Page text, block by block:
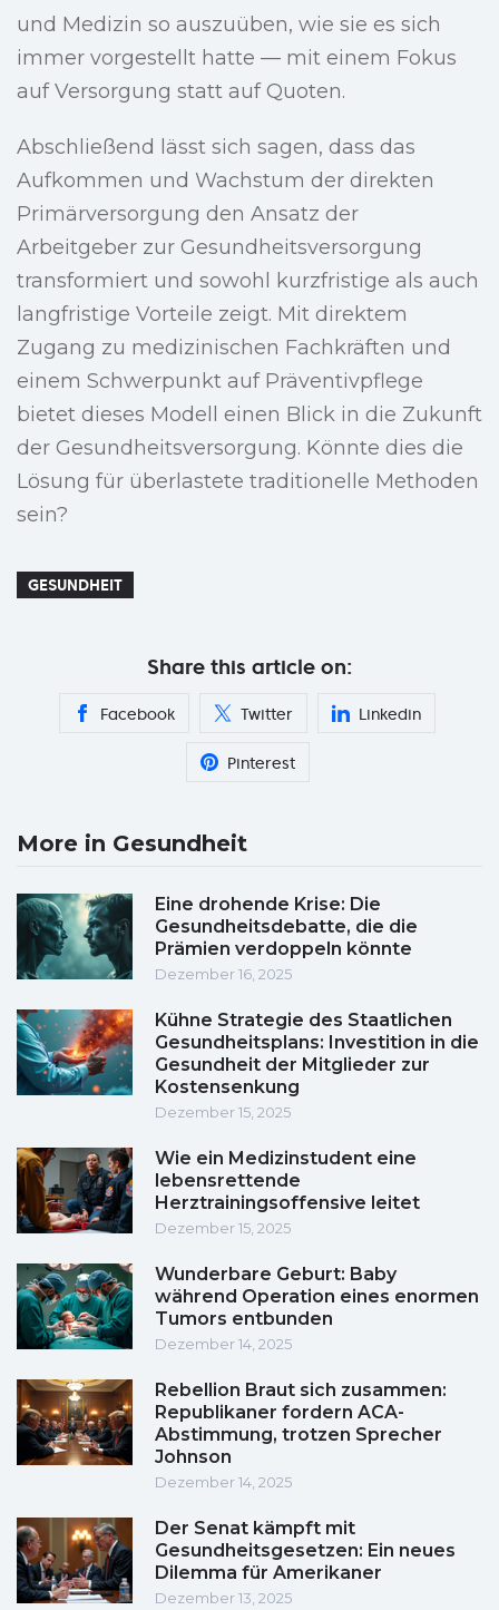
und Medizin so auszuüben, wie sie es sich
immer vorgestellt hatte — mit einem Fokus
auf Versorgung statt auf Quoten.
Abschließend lässt sich sagen, dass das
Aufkommen und Wachstum der direkten
Primärversorgung den Ansatz der
Arbeitgeber zur Gesundheitsversorgung
transformiert und sowohl kurzfristige als auch
langfristige Vorteile zeigt. Mit direktem
Zugang zu medizinischen Fachkräften und
einem Schwerpunkt auf Präventivpflege
bietet dieses Modell einen Blick in die Zukunft
der Gesundheitsversorgung. Könnte dies die
Lösung für überlastete traditionelle Methoden
sein?
GESUNDHEIT
Share this article on:
Facebook Twitter Linkedin
Pinterest
More in Gesundheit
Eine drohende Krise: Die
Gesundheitsdebatte, die die
Prämien verdoppeln könnte
Dezember 16, 2025
Kühne Strategie des Staatlichen
Gesundheitsplans: Investition in die
Gesundheit der Mitglieder zur
Kostensenkung
Dezember 15, 2025
Wie ein Medizinstudent eine
lebensrettende
Herztrainingsoffensive leitet
Dezember 15, 2025
Wunderbare Geburt: Baby
während Operation eines enormen
Tumors entbunden
Dezember 14, 2025
Rebellion Braut sich zusammen:
Republikaner fordern ACA-
Abstimmung, trotzen Sprecher
Johnson
Dezember 14, 2025
Der Senat kämpft mit
Gesundheitsgesetzen: Ein neues
Dilemma für Amerikaner
Dezember 13, 2025